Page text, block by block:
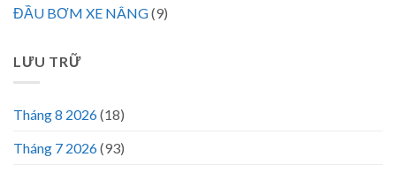
ĐẦU BƠM XE NÂNG(9)
LƯU TRỮ
Tháng 8 2026(18)
Tháng 7 2026(93)